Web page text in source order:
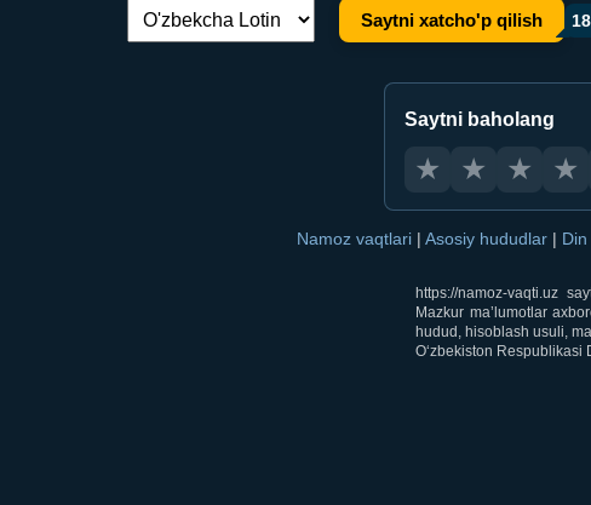
Tilni almashtirish: Saytni xatcho'p qilish
Saytni baholang
★ ★ ★ ★
Namoz vaqtlari | Asosiy hududlar | Din
https://namoz-vaqti.uz
Mazkur ma’lumotlar
hudud, hisoblash usuli,
O‘zbekiston Respublikasi